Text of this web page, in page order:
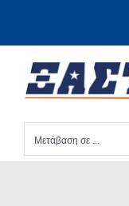
Μετάβαση σε ...